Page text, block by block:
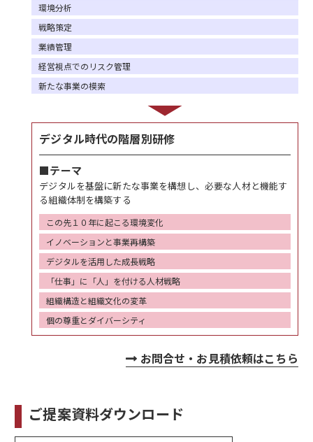
環境分析
戦略策定
業績管理
経営視点でのリスク管理
新たな事業の模索
デジタル時代の階層別研修
■テーマ
デジタルを基盤に新たな事業を構想し、必要な人材と機能す
る組織体制を構築する
この先１０年に起こる環境変化
イノベーションと事業再構築
デジタルを活用した成長戦略
「仕事」に「人」を付ける人材戦略
組織構造と組織文化の変革
個の尊重とダイバーシティ
お問合せ・お見積依頼はこちら
ご提案資料ダウンロード